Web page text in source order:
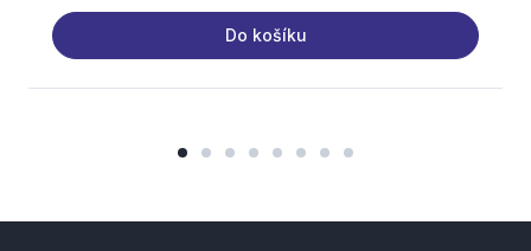
Do košíku